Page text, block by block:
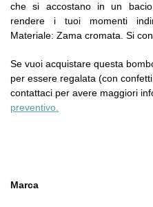
che si accostano in un
rendere i tuoi momenti
Materiale: Zama cromata. Si
Se vuoi acquistare questa
per essere regalata (con
contattaci per avere maggiori
preventivo.
Marca